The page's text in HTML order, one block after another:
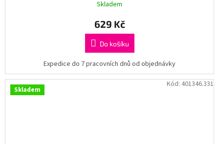
Skladem
629 Kč
Do košíku
Expedice do 7 pracovních dnů od objednávky
Skladem
Kód: 401346.331